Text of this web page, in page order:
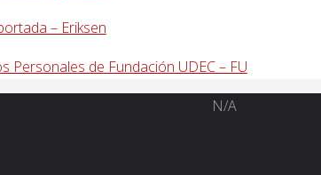
– Eriksen
Personales de Fundación UDEC – FU
N/A